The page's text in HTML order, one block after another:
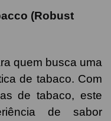
(Robust
quem busca uma
de tabaco. Com
de tabaco, este
de sabor